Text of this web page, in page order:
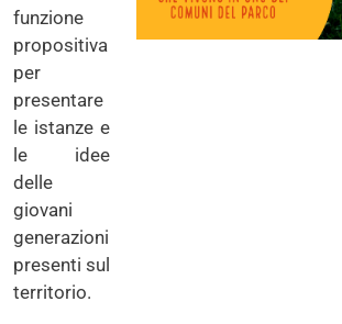
funzione
propositiva
per
presentare
le istanze e
le idee
delle
giovani
generazioni
presenti sul
territorio.